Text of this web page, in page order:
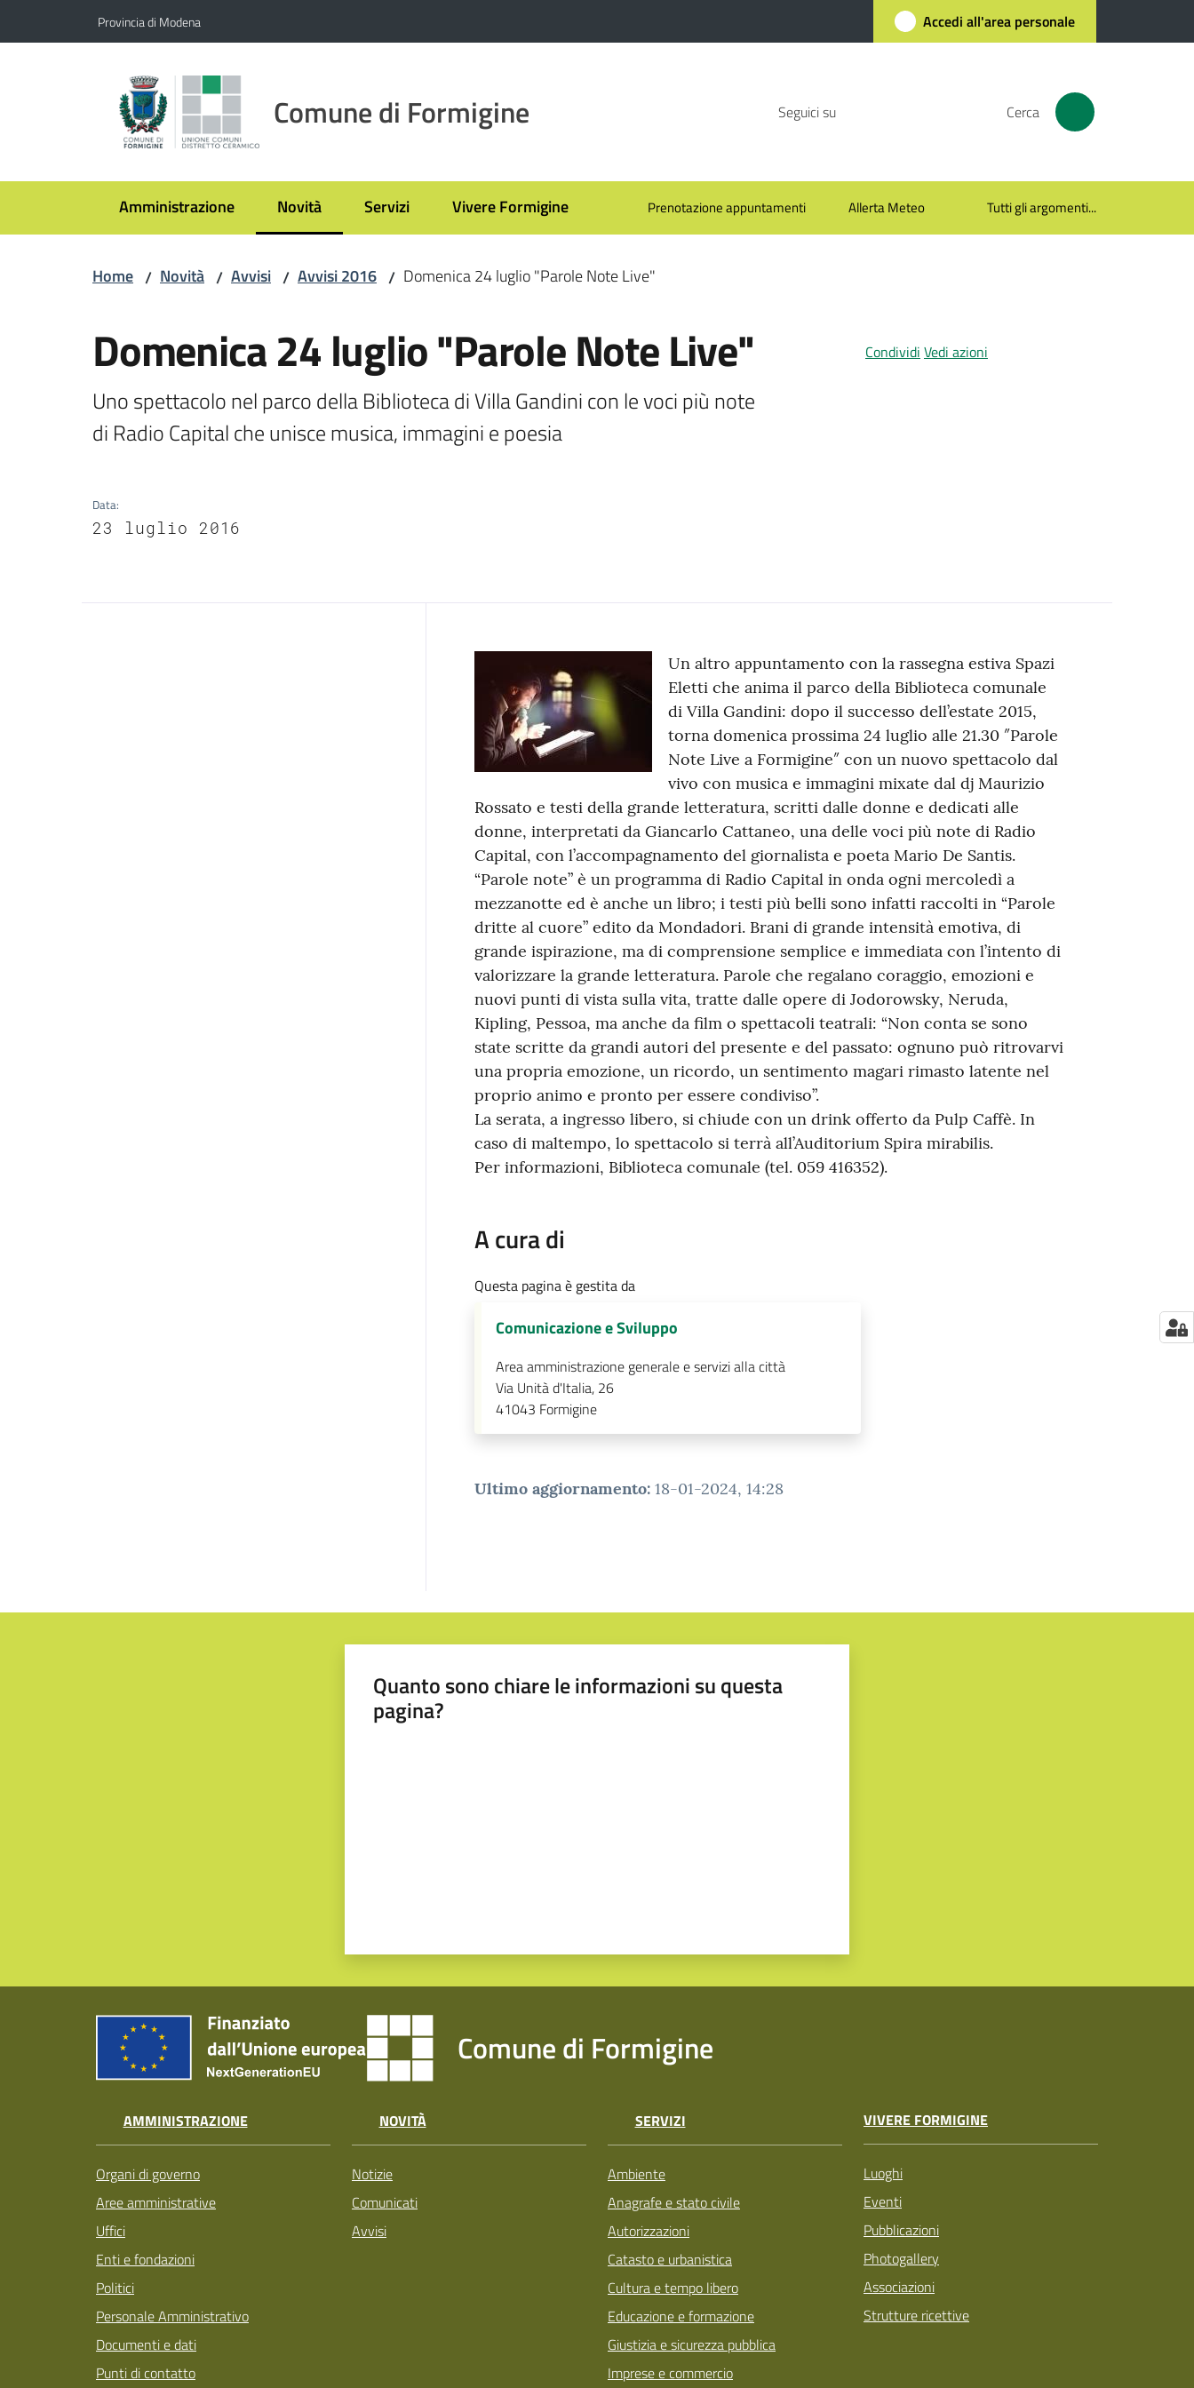
Provincia di Modena Accedi all'area personale
Comune di Formigine Seguici su Cerca
Amministrazione Novità
Menu selezionato
Servizi Vivere Formigine Prenotazione appuntamenti Allerta Meteo Tutti gli argomenti...
Home / Novità / Avvisi / Avvisi 2016 / Domenica 24 luglio "Parole Note Live"
Domenica 24 luglio "Parole Note Live"
Uno spettacolo nel parco della Biblioteca di Villa Gandini con le voci più note
di Radio Capital che unisce musica, immagini e poesia
Data:
23 luglio 2016
Condividi Vedi azioni
Contenuto
Un altro appuntamento con la rassegna estiva Spazi
Eletti che anima il parco della Biblioteca comunale
di Villa Gandini: dopo il successo dell’estate 2015,
torna domenica prossima 24 luglio alle 21.30 ″Parole
Note Live a Formigine″ con un nuovo spettacolo dal
vivo con musica e immagini mixate dal dj Maurizio
Rossato e testi della grande letteratura, scritti dalle donne e dedicati alle
donne, interpretati da Giancarlo Cattaneo, una delle voci più note di Radio
Capital, con l’accompagnamento del giornalista e poeta Mario De Santis.
“Parole note” è un programma di Radio Capital in onda ogni mercoledì a
mezzanotte ed è anche un libro; i testi più belli sono infatti raccolti in “Parole
dritte al cuore” edito da Mondadori. Brani di grande intensità emotiva, di
grande ispirazione, ma di comprensione semplice e immediata con l’intento di
valorizzare la grande letteratura. Parole che regalano coraggio, emozioni e
nuovi punti di vista sulla vita, tratte dalle opere di Jodorowsky, Neruda,
Kipling, Pessoa, ma anche da film o spettacoli teatrali: “Non conta se sono
state scritte da grandi autori del presente e del passato: ognuno può ritrovarvi
una propria emozione, un ricordo, un sentimento magari rimasto latente nel
proprio animo e pronto per essere condiviso”.
La serata, a ingresso libero, si chiude con un drink offerto da Pulp Caffè. In
caso di maltempo, lo spettacolo si terrà all’Auditorium Spira mirabilis.
Per informazioni, Biblioteca comunale (tel. 059 416352).
A cura di
Questa pagina è gestita da
Comunicazione e Sviluppo
Area amministrazione generale e servizi alla città
Via Unità d'Italia, 26
41043 Formigine
Ultimo aggiornamento: 18-01-2024, 14:28
Quanto sono chiare le informazioni su questa
pagina?
Comune di Formigine
AMMINISTRAZIONE
Organi di governo
Aree amministrative
Uffici
Enti e fondazioni
Politici
Personale Amministrativo
Documenti e dati
Punti di contatto
NOVITÀ
Notizie
Comunicati
Avvisi
SERVIZI
Ambiente
Anagrafe e stato civile
Autorizzazioni
Catasto e urbanistica
Cultura e tempo libero
Educazione e formazione
Giustizia e sicurezza pubblica
Imprese e commercio
VIVERE FORMIGINE
Luoghi
Eventi
Pubblicazioni
Photogallery
Associazioni
Strutture ricettive